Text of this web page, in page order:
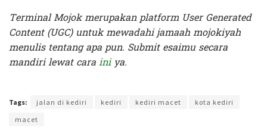
Terminal Mojok merupakan platform User Generated
Content (UGC) untuk mewadahi jamaah mojokiyah
menulis tentang apa pun. Submit esaimu secara
mandiri lewat carainiya.
Tags: jalan di kediri kediri kediri macet
kota kediri
macet